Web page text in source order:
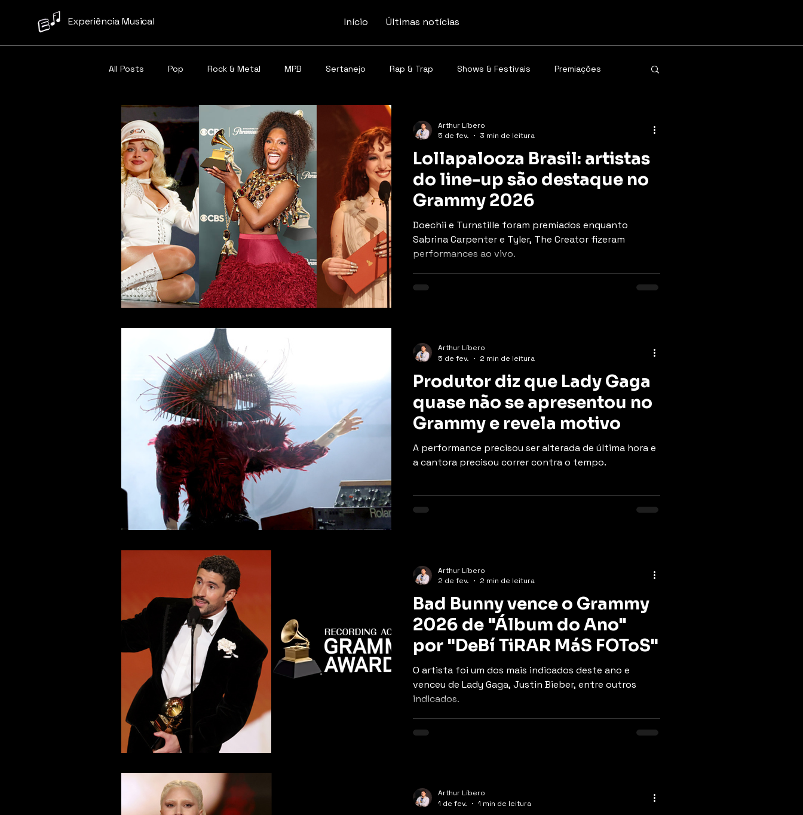
Experiência Musical Início Últimas notícias
All Posts Pop Rock & Metal MPB Sertanejo Rap & Trap Shows & Festivais Premiações
Samba/Pagode
Lollapalooza Brasil: artistas
do line-up são destaque no
Grammy 2026
Doechii e Turnstille foram premiados enquanto
Sabrina Carpenter e Tyler, The Creator fizeram
performances ao vivo.
Arthur Líbero
5 de fev.
3 min de leitura
Produtor diz que Lady Gaga
quase não se apresentou no
Grammy e revela motivo
A performance precisou ser alterada de última hora e
a cantora precisou correr contra o tempo.
Arthur Líbero
5 de fev.
2 min de leitura
Bad Bunny vence o Grammy
2026 de "Álbum do Ano"
por "DeBí TiRAR MáS FOToS"
O artista foi um dos mais indicados deste ano e
venceu de Lady Gaga, Justin Bieber, entre outros
indicados.
Arthur Líbero
2 de fev.
2 min de leitura
Arthur Líbero
1 de fev.
1 min de leitura